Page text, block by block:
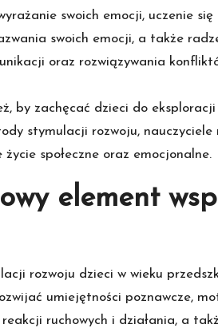
swoich emocji, uczenie
swoich emocji, a także
oraz rozwiązywania
by zachęcać dzieci do
stymulacji rozwoju,
społeczne oraz emocjonalne.
element
rozwoju dzieci w wieku
umiejętności poznawcze,
ruchowych i działania, a